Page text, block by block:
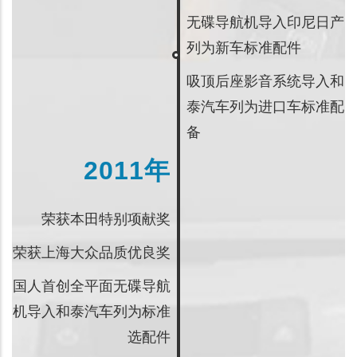
无碟导航机导入印尼日产
列为新车标准配件
吸顶后座影音系统导入和
泰汽车列为进口车标准配
备
2011年
荣获本田特别项献奖
荣获上海大众品质优良奖
国人首创全平面无碟导航
机导入和泰汽车列为标准
选配件